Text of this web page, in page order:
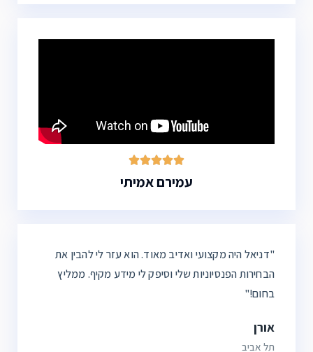





עמירם אמיתי
"דניאל היה מקצועי ואדיב מאוד. הוא עזר לי להבין את
הבחירות הפנסיוניות שלי וסיפק לי מידע מקיף. ממליץ
בחום!"
אורן
תל אביב